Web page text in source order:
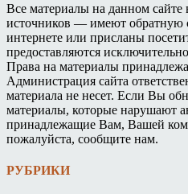
Все материалы на данном сайте
источников — имеют обратную
интернете или присланы
предоставляются
Права на материалы
Администрация сайта
материала не несет. Если Вы
материалы, которые нарушают
принадлежащие Вам, Вашей
пожалуйста, сообщите нам.
РУБРИКИ